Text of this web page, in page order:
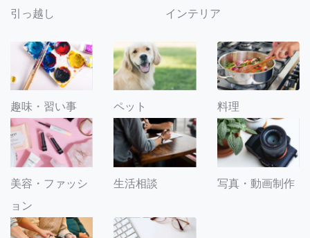
引っ越し インテリア
趣味・習い事 ペット 料理
美容・ファッシ
ョン
生活相談 写真・動画制作